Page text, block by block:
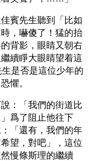
賓先生聽到「比如
，嚇傻了！猛的抬
背影，眼睛又朝右
續睜大眼睛望着這
是否是這位少年的
懼。
：「我們的街道比
爲了阻止他往下
「還有，我們的年
望，對吧」，這位
慢條斯理的繼續